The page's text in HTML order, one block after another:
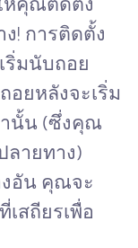
! การติดตั้ง
ริ่มนับถอย
อยหลังจะเริ่ม
านั้น (ซึ่งคุณ
ลายทาง)
งอัน คุณจะ
สถียรเพื่อ